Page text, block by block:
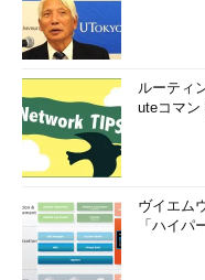
ルーティ
uteコマン
ヴイエム
「ハイパ